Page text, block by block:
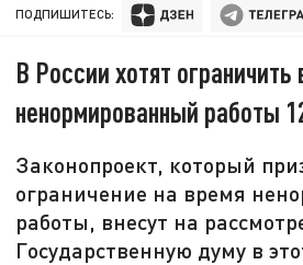
ПОДПИШИТЕСЬ:
В России хотят ограничить
ненормированный работы
Законопроект, который
ограничение на время
работы, внесут на
Государственную думу в